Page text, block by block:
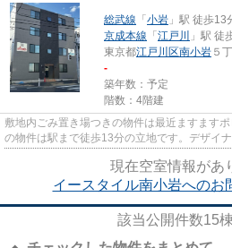
総武線 「 小岩 」駅 徒歩13
京成本線 「 江戸川
」駅 徒
東京都江戸川区南小岩 ５
-
築年数：予定
階数：4階建
敷地内ごみ置き場つきの物件は最近ますます
の物件は駅まで徒歩13分の立地です。デザイ
現在空室情報があ
イースタイル南小岩へのお
該当公開件数15